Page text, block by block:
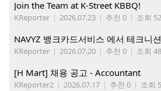
Join the Team at K-Street KBBQ!
KReporter | 2026.07.23 | 추천 0 | 조회
NAVYZ 뱅크카드서비스 에서 테크니
KReporter | 2026.07.20 | 추천 0 | 조회
[H Mart] 채용 공고 - Accountant
KReporter2 | 2026.07.17 | 추천 0 | 조회